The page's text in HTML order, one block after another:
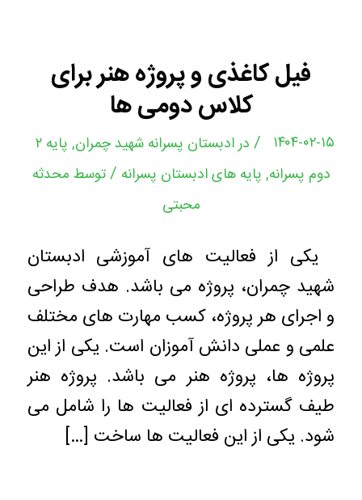
فیل کاغذی و پروژه هنر برای
کلاس دومی ها
۱۴۰۴-۰۲-۱۵ / درادبستان پسرانه شهید چمران,
پایه ۲
دوم پسرانه, پایه های ادبستان پسرانه /توسط محدثه
محبتی
یکی از فعالیت های آموزشی ادبستان
شهید چمران، پروژه می باشد. هدف طراحی
و اجرای هر پروژه، کسب مهارت های مختلف
علمی و عملی دانش آموزان است. یکی از این
پروژه ها، پروژه هنر می باشد. پروژه هنر
طیف گسترده ای از فعالیت ها را شامل می
شود. یکی از این فعالیت ها ساخت […]